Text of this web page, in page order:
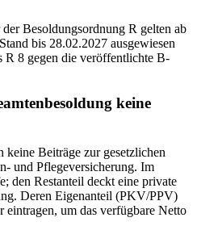
Besoldungsordnung R gelten ab
bis 28.02.2027 ausgewiesen
R 8 gegen die veröffentlichte B-
keine
keine Beiträge zur gesetzlichen
und Pflegeversicherung. Im
den Restanteil deckt eine private
Deren Eigenanteil (PKV/PPV)
eintragen, um das verfügbare Netto